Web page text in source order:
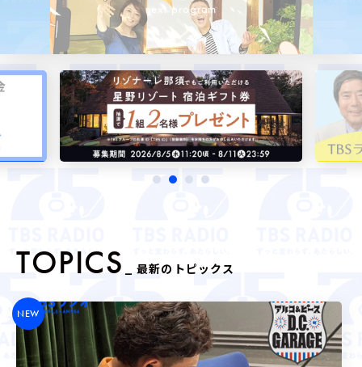
next program
14:00 - 16:50
金曜ワイド ラジオTOKYO えんがわ
外山惠理（TBSアナウンサー） / 玉袋筋太郎 ゲ
LIVE STREAMING
TOPICS _ 最新のトピックス
NEW